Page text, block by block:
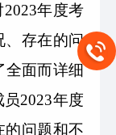
2023年度考
、存在的问
全面而详细
员2023年度
的问题和不